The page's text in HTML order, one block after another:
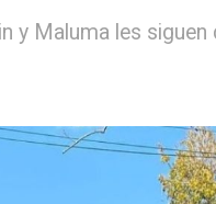
y Maluma les